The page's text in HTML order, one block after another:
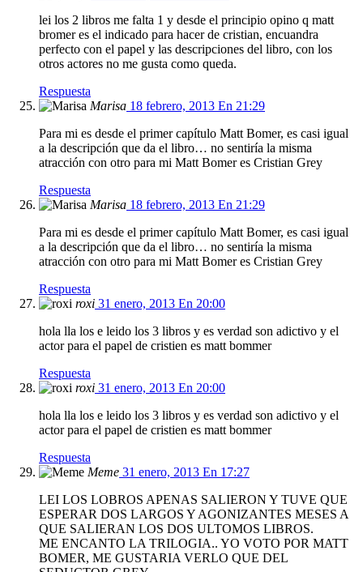
lei los 2 libros me falta 1 y desde el principio opino q matt
bromer es el indicado para hacer de cristian, encuandra
perfecto con el papel y las descripciones del libro, con los
otros actores no me gusta como queda.
Respuesta
Marisa 18 febrero, 2013 En 21:29
Para mi es desde el primer capítulo Matt Bomer, es casi igual
a la descripción que da el libro… no sentiría la misma
atracción con otro para mi Matt Bomer es Cristian Grey
Respuesta
Marisa 18 febrero, 2013 En 21:29
Para mi es desde el primer capítulo Matt Bomer, es casi igual
a la descripción que da el libro… no sentiría la misma
atracción con otro para mi Matt Bomer es Cristian Grey
Respuesta
roxi 31 enero, 2013 En 20:00
hola lla los e leido los 3 libros y es verdad son adictivo y el
actor para el papel de cristien es matt bommer
Respuesta
roxi 31 enero, 2013 En 20:00
hola lla los e leido los 3 libros y es verdad son adictivo y el
actor para el papel de cristien es matt bommer
Respuesta
Meme 31 enero, 2013 En 17:27
LEI LOS LOBROS APENAS SALIERON Y TUVE QUE
ESPERAR DOS LARGOS Y AGONIZANTES MESES A
QUE SALIERAN LOS DOS ULTOMOS LIBROS.
ME ENCANTO LA TRILOGIA.. YO VOTO POR MATT
BOMER, ME GUSTARIA VERLO QUE DEL